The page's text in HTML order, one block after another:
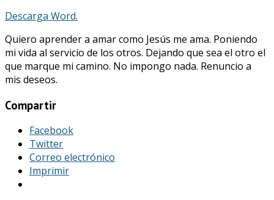
Descarga Word.
Quiero aprender a amar como Jesús me ama. Poniendo
mi vida al servicio de los otros. Dejando que sea el otro el
que marque mi camino. No impongo nada. Renuncio a
mis deseos.
Compartir
Facebook
Twitter
Correo electrónico
Imprimir